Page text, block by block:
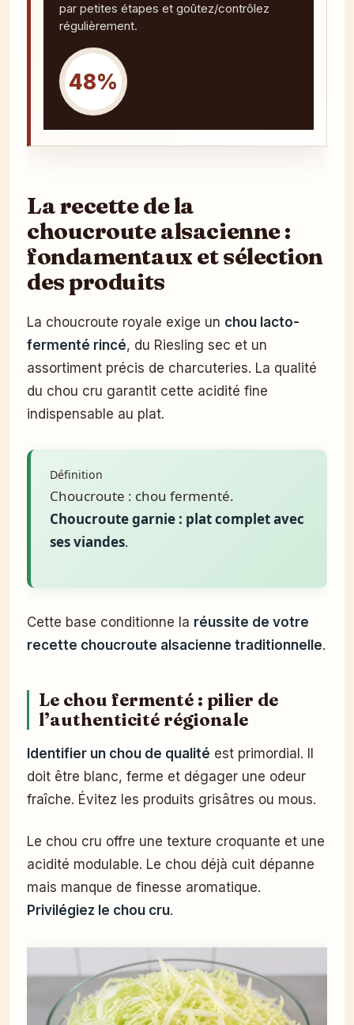
par petites étapes et goûtez/contrôlez
régulièrement.
48%
La recette de la
choucroute alsacienne :
fondamentaux et sélection
des produits
La choucroute royale exige un chou lacto-
fermenté rincé, du Riesling sec et un
assortiment précis de charcuteries. La qualité
du chou cru garantit cette acidité fine
indispensable au plat.
Définition
Choucroute : chou fermenté.
Choucroute garnie : plat complet avec
ses viandes.
Cette base conditionne la réussite de votre
recette choucroute alsacienne traditionnelle.
Le chou fermenté : pilier de
l’authenticité régionale
Identifier un chou de qualité est primordial. Il
doit être blanc, ferme et dégager une odeur
fraîche. Évitez les produits grisâtres ou mous.
Le chou cru offre une texture croquante et une
acidité modulable. Le chou déjà cuit dépanne
mais manque de finesse aromatique.
Privilégiez le chou cru.